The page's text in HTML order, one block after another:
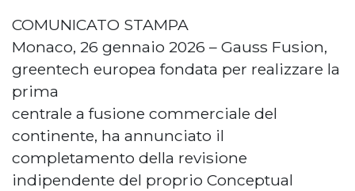
COMUNICATO STAMPA
Monaco, 26 gennaio 2026 – Gauss Fusion,
greentech europea fondata per realizzare la
prima
centrale a fusione commerciale del
continente, ha annunciato il
completamento della revisione
indipendente del proprio Conceptual